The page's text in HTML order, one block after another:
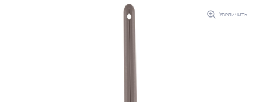
Увеличить